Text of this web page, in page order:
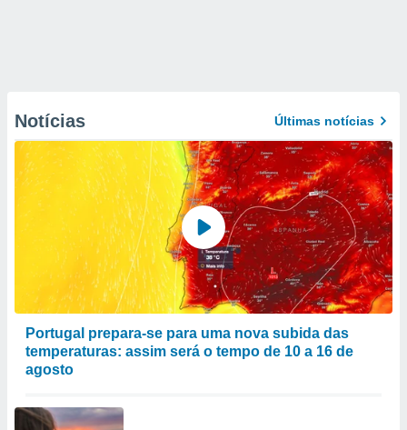
Notícias Últimas notícias
Portugal prepara-se para uma nova subida das
temperaturas: assim será o tempo de 10 a 16 de
agosto